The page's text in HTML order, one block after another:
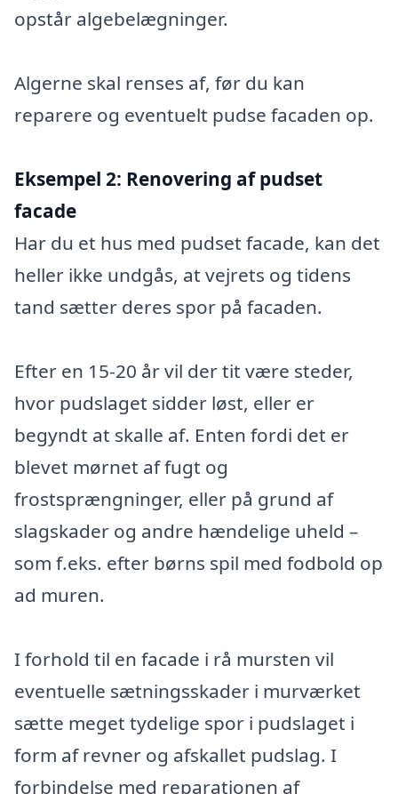
opstår algebelægninger.
Algerne skal renses af, før du kan
reparere og eventuelt pudse facaden op.
Eksempel 2: Renovering af pudset
facade
Har du et hus med pudset facade, kan det
heller ikke undgås, at vejrets og tidens
tand sætter deres spor på facaden.
Efter en 15-20 år vil der tit være steder,
hvor pudslaget sidder løst, eller er
begyndt at skalle af. Enten fordi det er
blevet mørnet af fugt og
frostsprængninger, eller på grund af
slagskader og andre hændelige uheld –
som f.eks. efter børns spil med fodbold op
ad muren.
I forhold til en facade i rå mursten vil
eventuelle sætningsskader i murværket
sætte meget tydelige spor i pudslaget i
form af revner og afskallet pudslag. I
forbindelse med reparationen af